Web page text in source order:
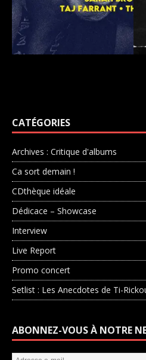
CATÉGORIES
Archives : Critique d'albums
Ca sort demain !
CDthèque idéale
Dédicace – Showcase
Interview
Live Report
Promo concert
Setlist : Les Anecdotes de Ti-
ABONNEZ-VOUS À NOTRE